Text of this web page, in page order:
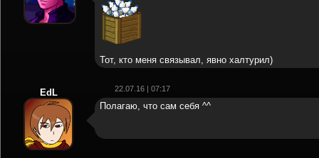
Тот, кто меня связывал, явно халтурил)
22.07.16 | 07:17
EdL
Полагаю, что сам себя ^^